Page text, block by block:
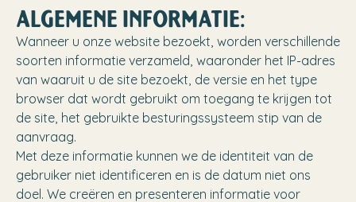
ALGEMENE INFORMATIE:
Wanneer u onze website bezoekt, worden verschillende
soorten informatie verzameld, waaronder het IP-adres
van waaruit u de site bezoekt, de versie en het type
browser dat wordt gebruikt om toegang te krijgen tot
de site, het gebruikte besturingssysteem stip van de
aanvraag.
Met deze informatie kunnen we de identiteit van de
gebruiker niet identificeren en is de datum niet ons
doel. We creëren en presenteren informatie voor